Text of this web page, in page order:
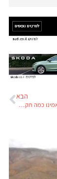
הבא
"אמינות יפנית"? לא תאמינו כמה תקלות יש במיזוג האוויר של סובארו